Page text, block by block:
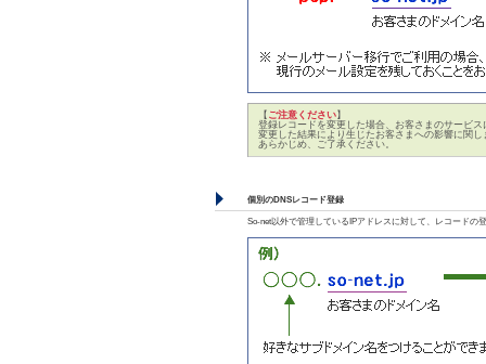
【 ご注意ください】
登録レコードを変更した場合、お客さまのサービ
変更した結果により生じたお客さまへの影響に関
あらかじめ、ご了承ください。
個別のDNSレコード登録
So-net以外で管理しているIPアドレスに対して、レコード